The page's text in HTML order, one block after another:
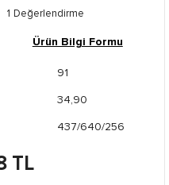
1 Değerlendirme
Ürün Bilgi Formu
91
34,90
437/640/256
TL